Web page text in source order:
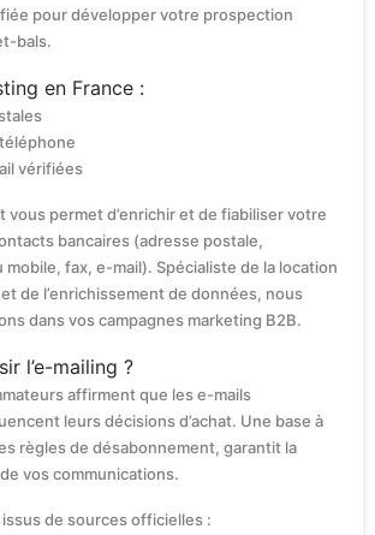
pour développer votre prospection
bals.
en France :
vérifiées
vous permet d’enrichir et de fiabiliser votre
bancaires (adresse postale,
fax, e-mail). Spécialiste de la location
de l’enrichissement de données, nous
dans vos campagnes marketing B2B.
l’e-mailing ?
affirment que les e-mails
leurs décisions d’achat. Une base à
règles de désabonnement, garantit la
vos communications.
de sources officielles :